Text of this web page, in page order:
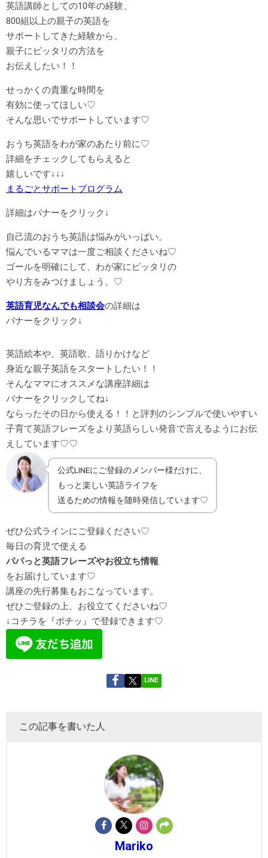
英語講師としての10年の経験、
800組以上の親子の英語を
サポートしてきた経験から、
親子にピッタリの方法を
お伝えしたい！！
せっかくの貴重な時間を
有効に使ってほしい♡
そんな思いでサポートしています♡
おうち英語をわが家のあたり前に♡
詳細をチェックしてもらえると
嬉しいです↓↓↓
まるごとサポートプログラム
詳細はバナーをクリック↓
自己流のおうち英語は悩みがいっぱい。
悩んでいるママは一度ご相談くださいね♡
ゴールを明確にして、わが家にピッタリの
やり方をみつけましょう。♡
英語育児なんでも相談会の詳細は
バナーをクリック↓
英語絵本や、英語歌、語りかけなど
身近な親子英語をスタートしたい！！
そんなママにオススメな講座詳細は
バナーをクリックしてね↓
ならったその日から使える！！と評判のシンプルで使いやすい
子育て英語フレーズをより英語らしい発音で言えるようにお伝
えしています♡♡
公式LINEにご登録のメンバー様だけに、
もっと楽しい英語ライフを
送るための情報を随時発信しています♡
ぜひ公式ラインにご登録ください♡
毎日の育児で使える
パパっと英語フレーズやお役立ち情報
をお届け しています♡
講座の先行募集もおこなっています。
ぜひご登録の上、お役立てくださいね♡
↓コチラを『ポチッ』で登録できます♡
LINE
この記事を書いた人
Mariko